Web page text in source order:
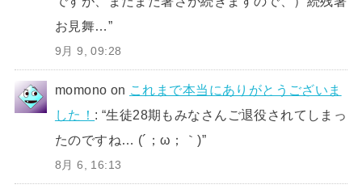
お見舞…”
9月 9, 09:28
momono on これまで本当にありがとうございま
した！ : “生徒28期もみなさんご退役されてしまっ
たのですね… (´；ω；｀)”
8月 6, 16:13